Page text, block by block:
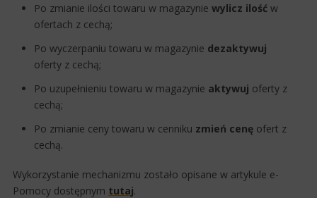
Po zmianie ilości towaru w magazynie wylicz ilość w
ofertach z cechą;
Po wyczerpaniu towaru w magazynie dezaktywuj
oferty z cechą;
Po uzupełnieniu towaru w magazynie aktywuj oferty z
cechą;
Po zmianie ceny towaru w cenniku zmień cenę ofert z
cechą.
Wykorzystanie mechanizmu zostało opisane w artykule e-
Pomocy dostępnym tut​​aj​.